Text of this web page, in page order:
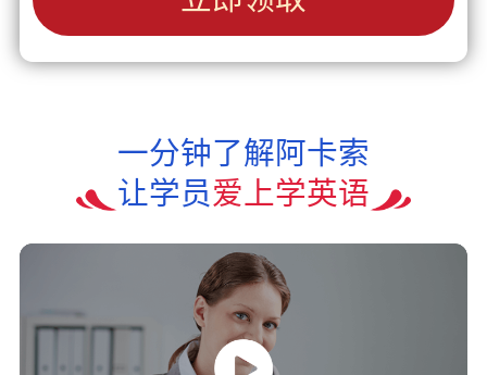
一分钟了解阿卡索
让学员爱上学英语